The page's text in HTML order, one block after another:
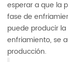
esperar a que la
fase de
puede producir la
enfriamiento, se
producción.